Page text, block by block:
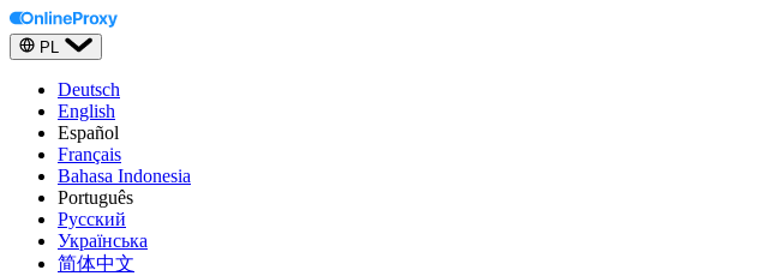
PL
Deutsch
English
Español
Français
Bahasa Indonesia
Português
Русский
Українська
简体中文